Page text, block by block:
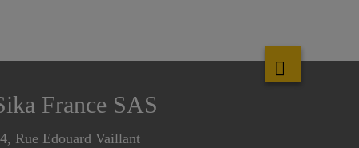
France SAS
Rue Edouard Vaillant